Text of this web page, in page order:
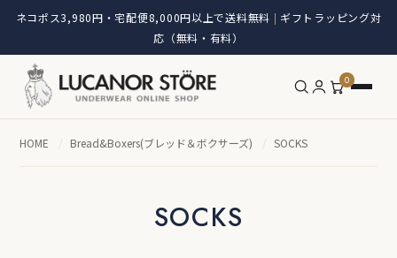
ネコポス3,980円・宅配便8,000円以上で送料無料 | ギフトラッピング対
応（無料・有料）
0
HOME / Bread&Boxers(ブレッド＆ボクサーズ) / SOCKS
SOCKS